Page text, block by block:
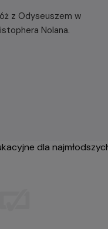
z Odyseuszem w
Nolana.